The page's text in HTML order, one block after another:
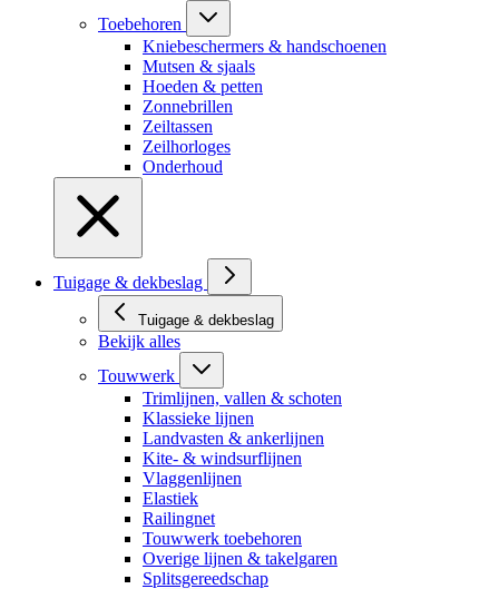
Toebehoren
Kniebeschermers & handschoenen
Mutsen & sjaals
Hoeden & petten
Zonnebrillen
Zeiltassen
Zeilhorloges
Onderhoud
Tuigage & dekbeslag
Tuigage & dekbeslag
Bekijk alles
Touwwerk
Trimlijnen, vallen & schoten
Klassieke lijnen
Landvasten & ankerlijnen
Kite- & windsurflijnen
Vlaggenlijnen
Elastiek
Railingnet
Touwwerk toebehoren
Overige lijnen & takelgaren
Splitsgereedschap